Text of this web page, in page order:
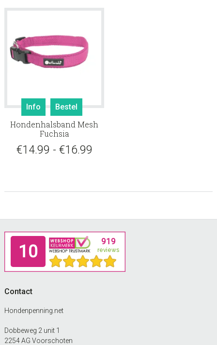
Info Bestel
Dit
heeft
variaties.
op
de
productpagina
Hondenhalsband Mesh
Fuchsia
€14.99 - €16.99
Footer
Contact
Hondenpenning.net
Dobbeweg 2 unit 1
2254 AG Voorschoten